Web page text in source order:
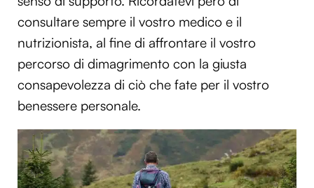
consultare sempre il vostro medico e il
nutrizionista, al fine di affrontare il vostro
percorso di dimagrimento con la giusta
consapevolezza di ciò che fate per il vostro
benessere personale.